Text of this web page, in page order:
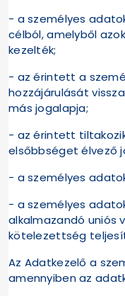
- a személyes
célból, amelyből
kezelték;
- az érintett a
hozzájárulását
más jogalapja;
- az érintett
elsőbbséget élvező
- a személyes
- a személyes
alkalmazandó uniós
kötelezettség
Az Adatkezelő a
amennyiben az